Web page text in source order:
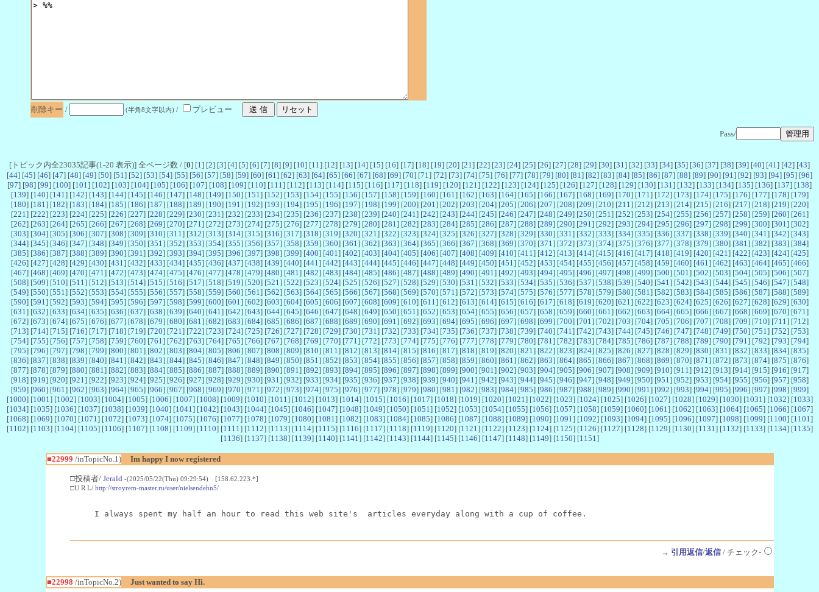
削除キー / (半角8文字以内) / プレビュー
Pass/
[トピック内全23035記事(1-20 表示)] 全ページ数 / [0] [1 ] [2] [3] [4] [5] [6] [7] [8] [9] [10] [11 ] [12] [13] [14] [15] [16] [17] [18] [19] [20] [21 ] [22] [23] [24] [25] [26] [27] [28] [29] [30] [31 ] [32] [33] [34] [35] [36] [37] [38] [39] [40] [41 ] [42] [43]
[44] [45] [46] [47] [48] [49] [50] [51 ] [52] [53] [54] [55] [56] [57] [58] [59] [60] [61 ] [62] [63] [64] [65] [66] [67] [68] [69] [70] [71 ] [72] [73] [74] [75] [76] [77] [78] [79] [80] [81 ] [82] [83] [84] [85] [86] [87] [88] [89] [90] [91 ] [92] [93] [94] [95] [96]
[97] [98] [99] [100] [101 ] [102] [103] [104] [105] [106] [107] [108] [109] [110] [111 ] [112] [113] [114] [115] [116] [117] [118] [119] [120] [121 ] [122] [123] [124] [125] [126] [127] [128] [129] [130] [131 ] [132] [133] [134] [135] [136] [137] [138]
[139] [140] [141 ] [142] [143] [144] [145] [146] [147] [148] [149] [150] [151 ] [152] [153] [154] [155] [156] [157] [158] [159] [160] [161 ] [162] [163] [164] [165] [166] [167] [168] [169] [170] [171 ] [172] [173] [174] [175] [176] [177] [178] [179]
[180] [181 ] [182] [183] [184] [185] [186] [187] [188] [189] [190] [191 ] [192] [193] [194] [195] [196] [197] [198] [199] [200] [201 ] [202] [203] [204] [205] [206] [207] [208] [209] [210] [211 ] [212] [213] [214] [215] [216] [217] [218] [219] [220]
[221 ] [222] [223] [224] [225] [226] [227] [228] [229] [230] [231 ] [232] [233] [234] [235] [236] [237] [238] [239] [240] [241 ] [242] [243] [244] [245] [246] [247] [248] [249] [250] [251 ] [252] [253] [254] [255] [256] [257] [258] [259] [260] [261 ]
[262] [263] [264] [265] [266] [267] [268] [269] [270] [271 ] [272] [273] [274] [275] [276] [277] [278] [279] [280] [281 ] [282] [283] [284] [285] [286] [287] [288] [289] [290] [291 ] [292] [293] [294] [295] [296] [297] [298] [299] [300] [301 ] [302]
[303] [304] [305] [306] [307] [308] [309] [310] [311 ] [312] [313] [314] [315] [316] [317] [318] [319] [320] [321 ] [322] [323] [324] [325] [326] [327] [328] [329] [330] [331 ] [332] [333] [334] [335] [336] [337] [338] [339] [340] [341 ] [342] [343]
[344] [345] [346] [347] [348] [349] [350] [351 ] [352] [353] [354] [355] [356] [357] [358] [359] [360] [361 ] [362] [363] [364] [365] [366] [367] [368] [369] [370] [371 ] [372] [373] [374] [375] [376] [377] [378] [379] [380] [381 ] [382] [383] [384]
[385] [386] [387] [388] [389] [390] [391 ] [392] [393] [394] [395] [396] [397] [398] [399] [400] [401 ] [402] [403] [404] [405] [406] [407] [408] [409] [410] [411 ] [412] [413] [414] [415] [416] [417] [418] [419] [420] [421 ] [422] [423] [424] [425]
[426] [427] [428] [429] [430] [431 ] [432] [433] [434] [435] [436] [437] [438] [439] [440] [441 ] [442] [443] [444] [445] [446] [447] [448] [449] [450] [451 ] [452] [453] [454] [455] [456] [457] [458] [459] [460] [461 ] [462] [463] [464] [465] [466]
[467] [468] [469] [470] [471 ] [472] [473] [474] [475] [476] [477] [478] [479] [480] [481 ] [482] [483] [484] [485] [486] [487] [488] [489] [490] [491 ] [492] [493] [494] [495] [496] [497] [498] [499] [500] [501 ] [502] [503] [504] [505] [506] [507]
[508] [509] [510] [511 ] [512] [513] [514] [515] [516] [517] [518] [519] [520] [521 ] [522] [523] [524] [525] [526] [527] [528] [529] [530] [531 ] [532] [533] [534] [535] [536] [537] [538] [539] [540] [541 ] [542] [543] [544] [545] [546] [547] [548]
[549] [550] [551 ] [552] [553] [554] [555] [556] [557] [558] [559] [560] [561 ] [562] [563] [564] [565] [566] [567] [568] [569] [570] [571 ] [572] [573] [574] [575] [576] [577] [578] [579] [580] [581 ] [582] [583] [584] [585] [586] [587] [588] [589]
[590] [591 ] [592] [593] [594] [595] [596] [597] [598] [599] [600] [601 ] [602] [603] [604] [605] [606] [607] [608] [609] [610] [611 ] [612] [613] [614] [615] [616] [617] [618] [619] [620] [621 ] [622] [623] [624] [625] [626] [627] [628] [629] [630]
[631 ] [632] [633] [634] [635] [636] [637] [638] [639] [640] [641 ] [642] [643] [644] [645] [646] [647] [648] [649] [650] [651 ] [652] [653] [654] [655] [656] [657] [658] [659] [660] [661 ] [662] [663] [664] [665] [666] [667] [668] [669] [670] [671 ]
[672] [673] [674] [675] [676] [677] [678] [679] [680] [681 ] [682] [683] [684] [685] [686] [687] [688] [689] [690] [691 ] [692] [693] [694] [695] [696] [697] [698] [699] [700] [701 ] [702] [703] [704] [705] [706] [707] [708] [709] [710] [711 ] [712]
[713] [714] [715] [716] [717] [718] [719] [720] [721 ] [722] [723] [724] [725] [726] [727] [728] [729] [730] [731 ] [732] [733] [734] [735] [736] [737] [738] [739] [740] [741 ] [742] [743] [744] [745] [746] [747] [748] [749] [750] [751 ] [752] [753]
[754] [755] [756] [757] [758] [759] [760] [761 ] [762] [763] [764] [765] [766] [767] [768] [769] [770] [771 ] [772] [773] [774] [775] [776] [777] [778] [779] [780] [781 ] [782] [783] [784] [785] [786] [787] [788] [789] [790] [791 ] [792] [793] [794]
[795] [796] [797] [798] [799] [800] [801 ] [802] [803] [804] [805] [806] [807] [808] [809] [810] [811 ] [812] [813] [814] [815] [816] [817] [818] [819] [820] [821 ] [822] [823] [824] [825] [826] [827] [828] [829] [830] [831 ] [832] [833] [834] [835]
[836] [837] [838] [839] [840] [841 ] [842] [843] [844] [845] [846] [847] [848] [849] [850] [851 ] [852] [853] [854] [855] [856] [857] [858] [859] [860] [861 ] [862] [863] [864] [865] [866] [867] [868] [869] [870] [871 ] [872] [873] [874] [875] [876]
[877] [878] [879] [880] [881 ] [882] [883] [884] [885] [886] [887] [888] [889] [890] [891 ] [892] [893] [894] [895] [896] [897] [898] [899] [900] [901 ] [902] [903] [904] [905] [906] [907] [908] [909] [910] [911 ] [912] [913] [914] [915] [916] [917]
[918] [919] [920] [921 ] [922] [923] [924] [925] [926] [927] [928] [929] [930] [931 ] [932] [933] [934] [935] [936] [937] [938] [939] [940] [941 ] [942] [943] [944] [945] [946] [947] [948] [949] [950] [951 ] [952] [953] [954] [955] [956] [957] [958]
[959] [960] [961 ] [962] [963] [964] [965] [966] [967] [968] [969] [970] [971 ] [972] [973] [974] [975] [976] [977] [978] [979] [980] [981 ] [982] [983] [984] [985] [986] [987] [988] [989] [990] [991 ] [992] [993] [994] [995] [996] [997] [998] [999]
[1000] [1001 ] [1002] [1003] [1004] [1005] [1006] [1007] [1008] [1009] [1010] [1011 ] [1012] [1013] [1014] [1015] [1016] [1017] [1018] [1019] [1020] [1021 ] [1022] [1023] [1024] [1025] [1026] [1027] [1028] [1029] [1030] [1031 ] [1032] [1033]
[1034] [1035] [1036] [1037] [1038] [1039] [1040] [1041 ] [1042] [1043] [1044] [1045] [1046] [1047] [1048] [1049] [1050] [1051 ] [1052] [1053] [1054] [1055] [1056] [1057] [1058] [1059] [1060] [1061 ] [1062] [1063] [1064] [1065] [1066] [1067]
[1068] [1069] [1070] [1071 ] [1072] [1073] [1074] [1075] [1076] [1077] [1078] [1079] [1080] [1081 ] [1082] [1083] [1084] [1085] [1086] [1087] [1088] [1089] [1090] [1091 ] [1092] [1093] [1094] [1095] [1096] [1097] [1098] [1099] [1100] [1101 ]
[1102] [1103] [1104] [1105] [1106] [1107] [1108] [1109] [1110] [1111 ] [1112] [1113] [1114] [1115] [1116] [1117] [1118] [1119] [1120] [1121 ] [1122] [1123] [1124] [1125] [1126] [1127] [1128] [1129] [1130] [1131 ] [1132] [1133] [1134] [1135]
[1136] [1137] [1138] [1139] [1140] [1141 ] [1142] [1143] [1144] [1145] [1146] [1147] [1148] [1149] [1150] [1151 ]
■22999 /inTopicNo.1) Im happy I now registered
□投稿者/ Jerald -(2025/05/22(Thu) 09:29:54) [158.62.223.*]
□U R L/ http://stroyrem-master.ru/user/nielsendehn5/
I always spent my half an hour to read this web site's  articles everyday along with a cup of coffee.
→ 引用返信/返信/ チェック-
■22998 /inTopicNo.2) Just wanted to say Hi.